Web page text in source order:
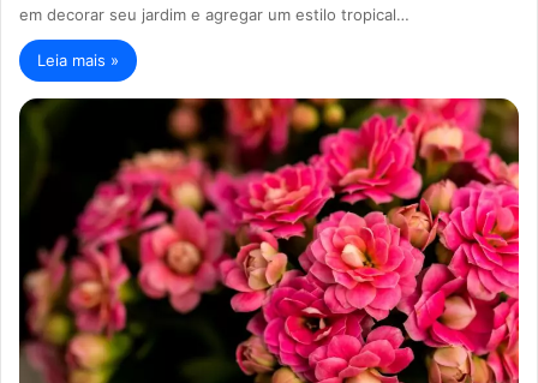
em decorar seu jardim e agregar um estilo tropical…
Leia mais »